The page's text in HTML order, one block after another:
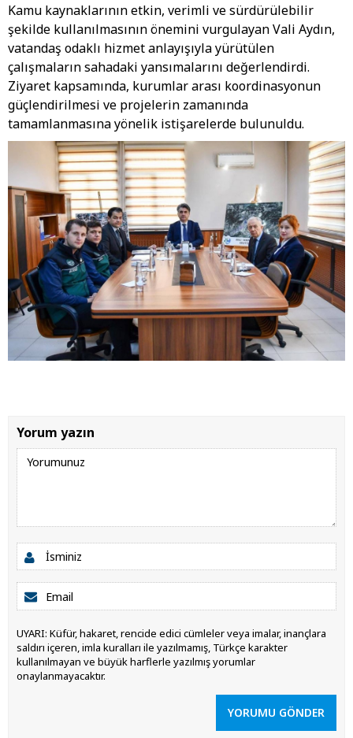
Kamu kaynaklarının etkin, verimli ve sürdürülebilir
şekilde kullanılmasının önemini vurgulayan Vali Aydın,
vatandaş odaklı hizmet anlayışıyla yürütülen
çalışmaların sahadaki yansımalarını değerlendirdi.
Ziyaret kapsamında, kurumlar arası koordinasyonun
güçlendirilmesi ve projelerin zamanında
tamamlanmasına yönelik istişarelerde bulunuldu.
Yorum yazın
UYARI: Küfür, hakaret, rencide edici cümleler veya imalar, inançlara
saldırı içeren, imla kuralları ile yazılmamış, Türkçe karakter
kullanılmayan ve büyük harflerle yazılmış yorumlar
onaylanmayacaktır.
YORUMU GÖNDER